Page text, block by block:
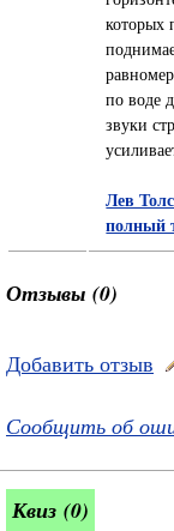
которых
по воде
звуки
Лев
полный
Отзывы (0)
Добавить отзыв
Сообщить об
Квиз (0)